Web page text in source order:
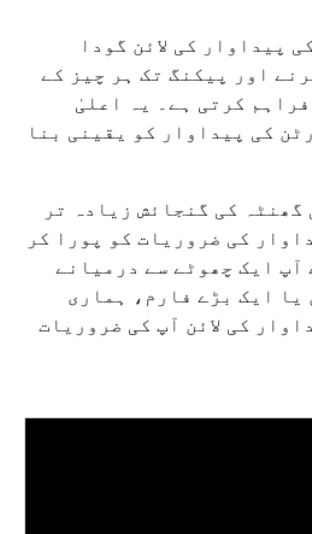
پیداوار کی لائن گودا
اور پیکنگ تک ہر چیز کے
کرتی ہے۔ یہ اعلیٰ
کی پیداوار کو یقینی بنا
سیز فی گھنٹہ کی گنجائش زیادہ تر
کی ضروریات کو پورا کر
ایک چھوٹے سے درمیانے
یا ایک بڑے فارم، ہماری
کی لائن آپ کی ضروریات